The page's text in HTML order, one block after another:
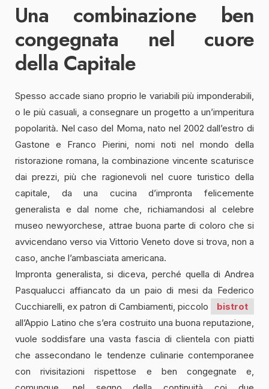
Una combinazione ben
congegnata nel cuore
della Capitale
Spesso accade siano proprio le variabili più imponderabili,
o le più casuali, a consegnare un progetto a un’imperitura
popolarità. Nel caso del Moma, nato nel 2002 dall’estro di
Gastone e Franco Pierini, nomi noti nel mondo della
ristorazione romana, la combinazione vincente scaturisce
dai prezzi, più che ragionevoli nel cuore turistico della
capitale, da una cucina d’impronta felicemente
generalista e dal nome che, richiamandosi al celebre
museo newyorchese, attrae buona parte di coloro che si
avvicendano verso via Vittorio Veneto dove si trova, non a
caso, anche l’ambasciata americana.
Impronta generalista, si diceva, perché quella di Andrea
Pasqualucci affiancato da un paio di mesi da Federico
Cucchiarelli, ex patron di Cambiamenti, piccolo
bistrot
all’Appio Latino che s’era costruito una buona reputazione,
vuole soddisfare una vasta fascia di clientela con piatti
che assecondano le tendenze culinarie contemporanee
con rivisitazioni rispettose e ben congegnate e,